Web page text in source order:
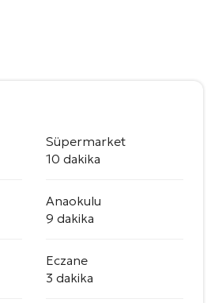
Süpermarket
10 dakika
Anaokulu
9 dakika
Eczane
3 dakika